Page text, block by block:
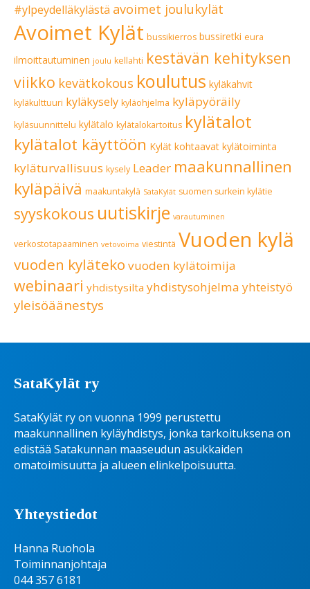
#ylpeydelläkylästä avoimet joulukylät
Avoimet Kylät bussikierros bussiretki eura
ilmoittautuminen joulu kellahti kestävän kehityksen
viikko kevätkokous koulutus kyläkahvit
kyläkulttuuri kyläkysely kyläohjelma kyläpyöräily
kyläsuunnittelu kylätalo kylätalokartoitus kylätalot
kylätalot käyttöön Kylät kohtaavat kylätoiminta
kyläturvallisuus kysely Leader maakunnallinen
kyläpäivä maakuntakylä SataKylät suomen surkein kylätie
syyskokous uutiskirje varautuminen
verkostotapaaminen vetovoima viestintä Vuoden kylä
vuoden kyläteko vuoden kylätoimija
webinaari yhdistysilta yhdistysohjelma yhteistyö
yleisöäänestys
SataKylät ry
SataKylät ry on vuonna 1999 perustettu
maakunnallinen kyläyhdistys, jonka tarkoituksena on
edistää Satakunnan maaseudun asukkaiden
omatoimisuutta ja alueen elinkelpoisuutta.
Yhteystiedot
Hanna Ruohola
Toiminnanjohtaja
044 357 6181